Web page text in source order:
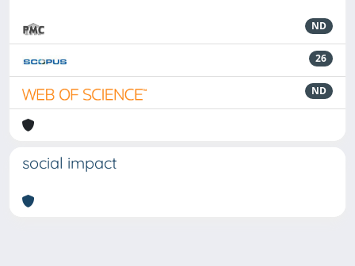
ND
26
ND
social impact